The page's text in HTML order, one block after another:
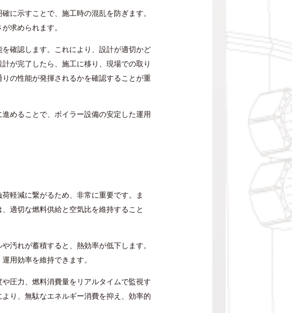
に示すことで、施工時の混乱を防ぎます。
求められます。
確認します。これにより、設計が適切かど
が完了したら、施工に移り、現場での取り
の性能が発揮されるかを確認することが重
めることで、ボイラー設備の安定した運用
軽減に繋がるため、非常に重要です。ま
適切な燃料供給と空気比を維持すること
汚れが蓄積すると、熱効率が低下します。
用効率を維持できます。
圧力、燃料消費量をリアルタイムで監視す
り、無駄なエネルギー消費を抑え、効率的